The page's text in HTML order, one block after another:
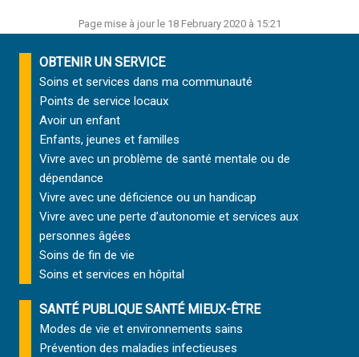
Page mise à jour le 18 February 2020 à 15:21
OBTENIR UN SERVICE
Soins et services dans ma communauté
Points de service locaux
Avoir un enfant
Enfants, jeunes et familles
Vivre avec un problème de santé mentale ou de
dépendance
Vivre avec une déficience ou un handicap
Vivre avec une perte d’autonomie et services aux
personnes âgées
Soins de fin de vie
Soins et services en hôpital
SANTÉ PUBLIQUE SANTÉ MIEUX-ÊTRE
Modes de vie et environnements sains
Prévention des maladies infectieuses